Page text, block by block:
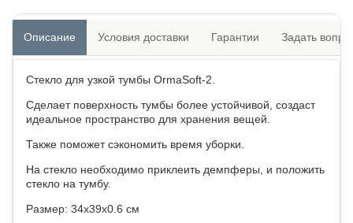
Описание Условия доставки Гарантии Задать
Стекло для узкой тумбы OrmaSoft-2.
Сделает поверхность тумбы более устойчивой, создаст
идеальное пространство для хранения вещей.
Также поможет сэкономить время уборки.
На стекло необходимо приклеить демпферы, и положить
стекло на тумбу.
Размер: 34х39х0.6 см